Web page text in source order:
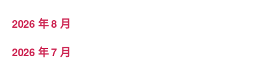
2026 年 8 月
2026 年 7 月